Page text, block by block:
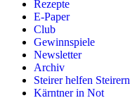
Rezepte
E-Paper
Club
Gewinnspiele
Newsletter
Archiv
Steirer helfen Steirern
Kärntner in Not